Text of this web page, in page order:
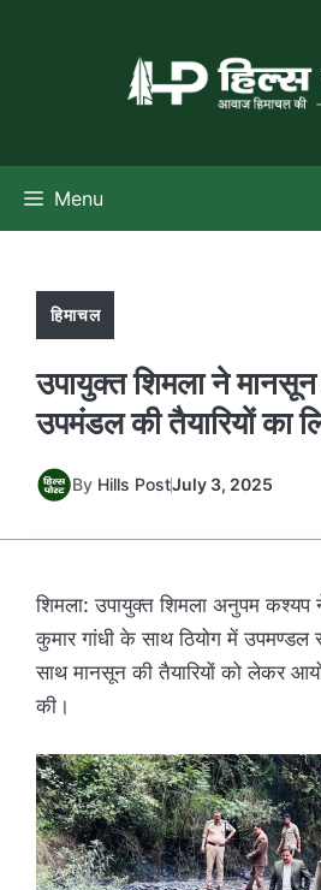
Menu
हिमाचल
उपायुक्त शिमला ने
उपमंडल की तैयारियों का
By Hills PostJuly 3, 2025
शिमला: उपायुक्त शिमला अनुपम कश्यप
कुमार गांधी के साथ ठियोग में उपमण्डल
साथ मानसून की तैयारियों को लेकर
की।